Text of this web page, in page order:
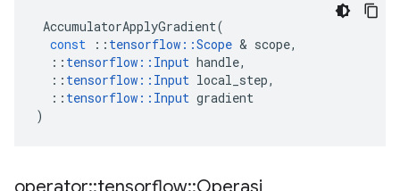
AccumulatorApplyGradient(
const
:: tensorflow ::Scope & scope,
:: tensorflow :: Input handle,
:: tensorflow :: Input local_step,
:: tensorflow :: Input gradient
)